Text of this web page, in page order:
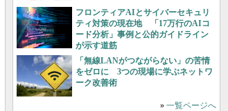
フロンティアAIとサイバーセキュリ
ティ対策の現在地 「17万行のAIコ
ード分析」事例と公的ガイドライン
が示す道筋
「無線LANがつながらない」の苦情
をゼロに 3つの現場に学ぶネットワ
ーク改善術
» 一覧ページへ